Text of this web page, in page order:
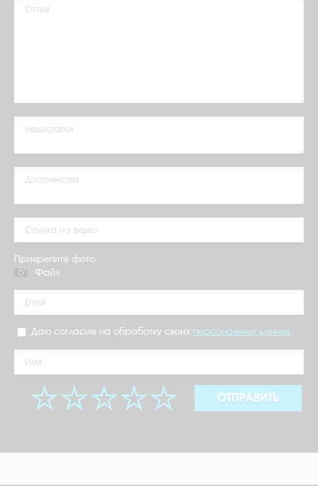
Прикрепите фото
Файл
Даю согласие на обработку своих персональных данных
ОТПРАВИТЬ